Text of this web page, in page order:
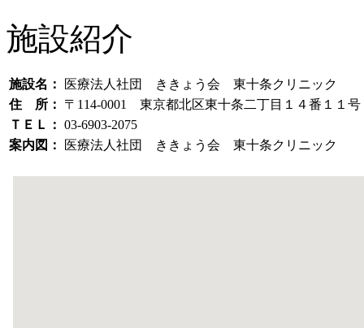
施設紹介
施設名：
医療法人社団 ききょう会 東十条クリニック
住 所：
〒114-0001 東京都北区東十条二丁目１４番１
ＴＥＬ： 03-6903-2075
案内図：
医療法人社団 ききょう会 東十条クリニック